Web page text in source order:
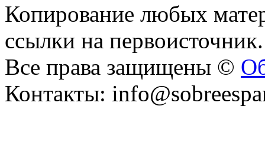
Копирование любых
ссылки на первоисточник.
Все права защищены ©
Контакты: